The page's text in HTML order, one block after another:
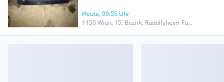
Heute, 09:55 Uhr
1150 Wien, 15. Bezirk, Rudolfsheim-Fünfhaus